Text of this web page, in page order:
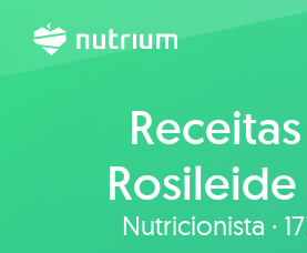
Rosileide
Nutricionista ·